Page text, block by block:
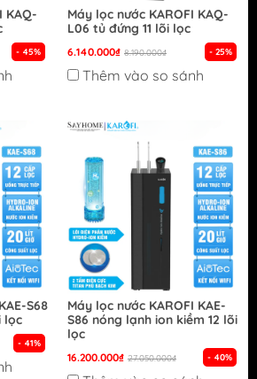
KAQ-
- 45%
Máy lọc nước KAROFI KAQ-
L06 tủ đứng 11 lõi lọc
6.140.000₫ 8.190.000₫ - 25%
Thêm vào so sánh
S68
lọc
- 41%
Máy lọc nước KAROFI KAE-
S86 nóng lạnh ion kiềm 12 lõi
lọc
16.200.000₫ 27.050.000₫ - 40%